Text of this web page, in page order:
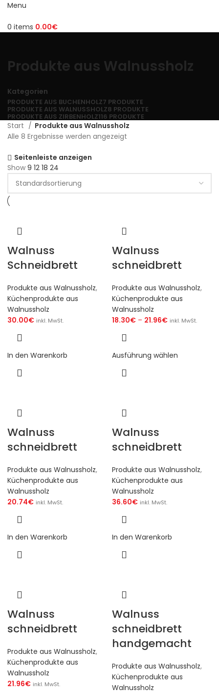
Menu
0 items 0.00€
Produkte aus Walnussholz
Kategorien
PRODUKTE AUS BUCHENHOLZ7 PRODUKTE
PRODUKTE AUS WALNUSSHOLZ8 PRODUKTE
PRODUKTE AUS ZIRBENHOLZ116 PRODUKTE
Start
Produkte aus Walnussholz
Alle 8 Ergebnisse werden angezeigt
Seitenleiste anzeigen
Show 9 12 18 24
Walnuss
Schneidbrett
Produkte aus Walnussholz,
Küchenprodukte aus
Walnussholz
30.00€ inkl. MwSt.
In den Warenkorb
Walnuss
schneidbrett
Produkte aus Walnussholz,
Küchenprodukte aus
Walnussholz
18.30€ – 21.96€ inkl. MwSt.
Ausführung wählen
Walnuss
schneidbrett
Produkte aus Walnussholz,
Küchenprodukte aus
Walnussholz
20.74€ inkl. MwSt.
In den Warenkorb
Walnuss
schneidbrett
Produkte aus Walnussholz,
Küchenprodukte aus
Walnussholz
36.60€ inkl. MwSt.
In den Warenkorb
Walnuss
schneidbrett
Produkte aus Walnussholz,
Küchenprodukte aus
Walnussholz
21.96€ inkl. MwSt.
Walnuss
schneidbrett
handgemacht
Produkte aus Walnussholz,
Küchenprodukte aus
Walnussholz